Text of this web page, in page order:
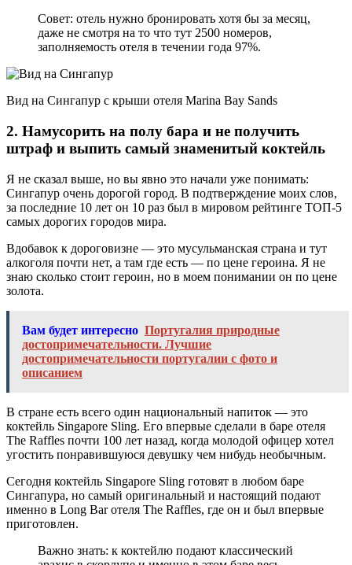
Совет: отель нужно бронировать хотя бы за месяц,
даже не смотря на то что тут 2500 номеров,
заполняемость отеля в течении года 97%.
Вид на Сингапур с крыши отеля Marina Bay Sands
2. Намусорить на полу бара и не получить
штраф и выпить самый знаменитый коктейль
Я не сказал выше, но вы явно это начали уже понимать:
Сингапур очень дорогой город. В подтверждение моих слов,
за последние 10 лет он 10 раз был в мировом рейтинге ТОП-5
самых дорогих городов мира.
Вдобавок к дороговизне — это мусульманская страна и тут
алкоголя почти нет, а там где есть — по цене героина. Я не
знаю сколько стоит героин, но в моем понимании он по цене
золота.
Вам будет интересно Португалия природные
достопримечательности. Лучшие
достопримечательности португалии с фото и
описанием
В стране есть всего один национальный напиток — это
коктейль Singapore Sling. Его впервые сделали в баре отеля
The Raffles почти 100 лет назад, когда молодой офицер хотел
угостить понравившуюся девушку чем нибудь необычным.
Сегодня коктейль Singapore Sling готовят в любом баре
Сингапура, но самый оригинальный и настоящий подают
именно в Long Bar отеля The Raffles, где он и был впервые
приготовлен.
Важно знать: к коктейлю подают классический